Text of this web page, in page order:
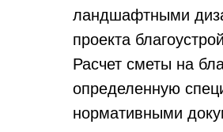
ландшафтными
проекта
Расчет сметы на
определенную
нормативными